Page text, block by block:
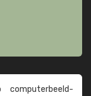
computer­beeld­